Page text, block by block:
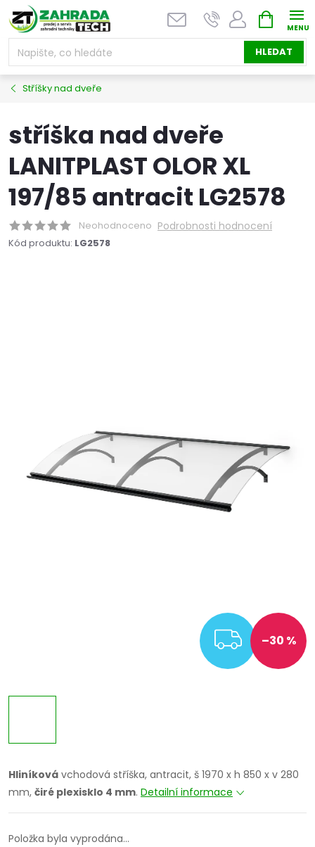
Přejít
na
obsah
HLEDAT
NÁKUPNÍ
KOŠÍK
Stříšky nad dveře
stříška nad dveře
LANITPLAST OLOR XL
197/85 antracit LG2578
Neohodnoceno Podrobnosti hodnocení
Kód produktu: LG2578
–30 %
Hliníková vchodová stříška, antracit, š 1970 x h 850 x v 280
mm, čiré plexisklo 4 mm. Detailní informace
Položka byla vyprodána…